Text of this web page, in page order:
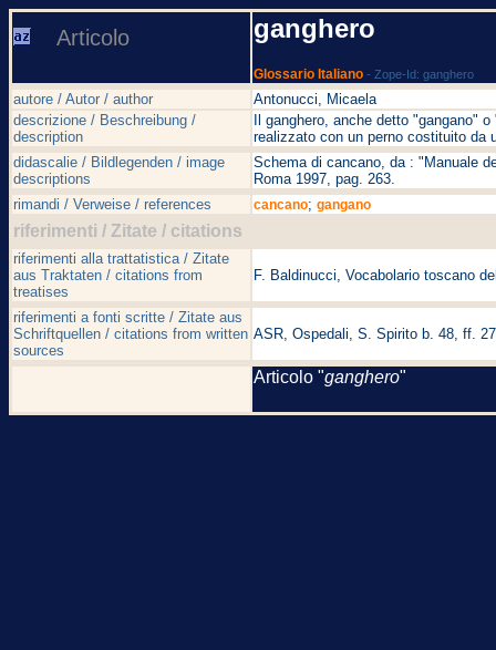
Articolo ganghero
Glossario Italiano - Zope-Id: ganghero
autore / Autor / author
Antonucci, Micaela
descrizione / Beschreibung /
description
Il ganghero, anche detto "gangano"
realizzato con un perno costituito da
didascalie / Bildlegenden / image
descriptions
Schema di cancano, da : "Manuale
Roma 1997, pag. 263.
rimandi / Verweise / references
cancano;gangano
riferimenti / Zitate / citations
riferimenti alla trattatistica / Zitate
aus Traktaten / citations from
treatises
F. Baldinucci, Vocabolario toscano
riferimenti a fonti scritte / Zitate aus
Schriftquellen / citations from written
sources
ASR, Ospedali, S. Spirito b. 48, ff.
Articolo "ganghero"